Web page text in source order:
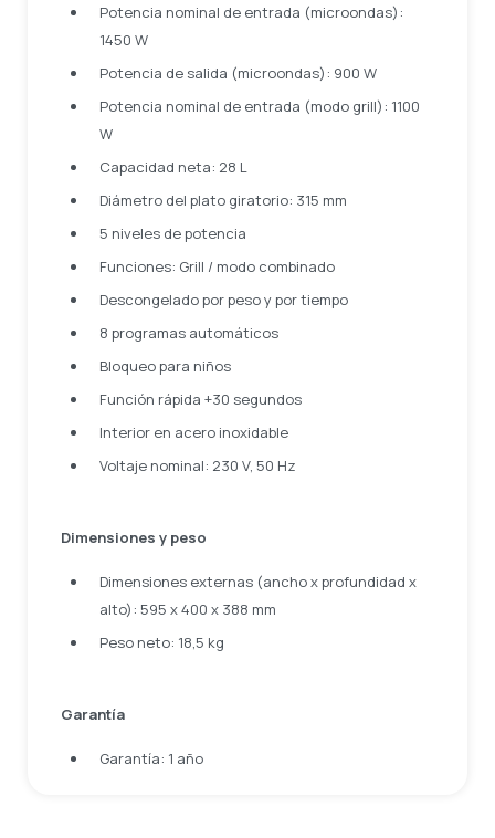
Potencia nominal de entrada (microondas):
1450 W
Potencia de salida (microondas): 900 W
Potencia nominal de entrada (modo grill): 1100
W
Capacidad neta: 28 L
Diámetro del plato giratorio: 315 mm
5 niveles de potencia
Funciones: Grill / modo combinado
Descongelado por peso y por tiempo
8 programas automáticos
Bloqueo para niños
Función rápida +30 segundos
Interior en acero inoxidable
Voltaje nominal: 230 V, 50 Hz
Dimensiones y peso
Dimensiones externas (ancho x profundidad x
alto): 595 x 400 x 388 mm
Peso neto: 18,5 kg
Garantía
Garantía: 1 año